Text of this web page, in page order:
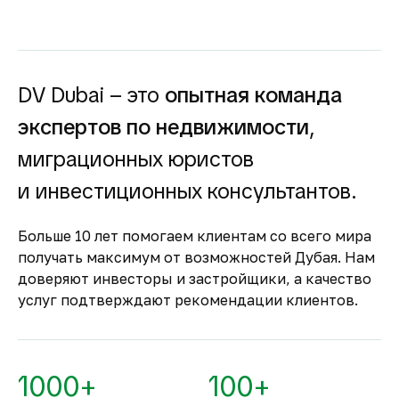
доходность для инвесторов как от
аренды.
строящуюся
недвижимость
Оплата за объект поступает на эскроу-счёт.
Застройщик сможет получить с него деньги
только после ввода объекта в
Комфортное и
безопасное место для
жизни
По уровню безопасности жизни
занимают второе место в мире.
DV Dubai – это опытная команда
экспертов по недвижимости,
миграционных юристов
и инвестиционных консультантов.
Больше 10 лет помогаем клиентам со всего мира
получать максимум от возможностей Дубая. Нам
доверяют инвесторы и застройщики, а качество
услуг подтверждают рекомендации клиентов.
1000+ 100+